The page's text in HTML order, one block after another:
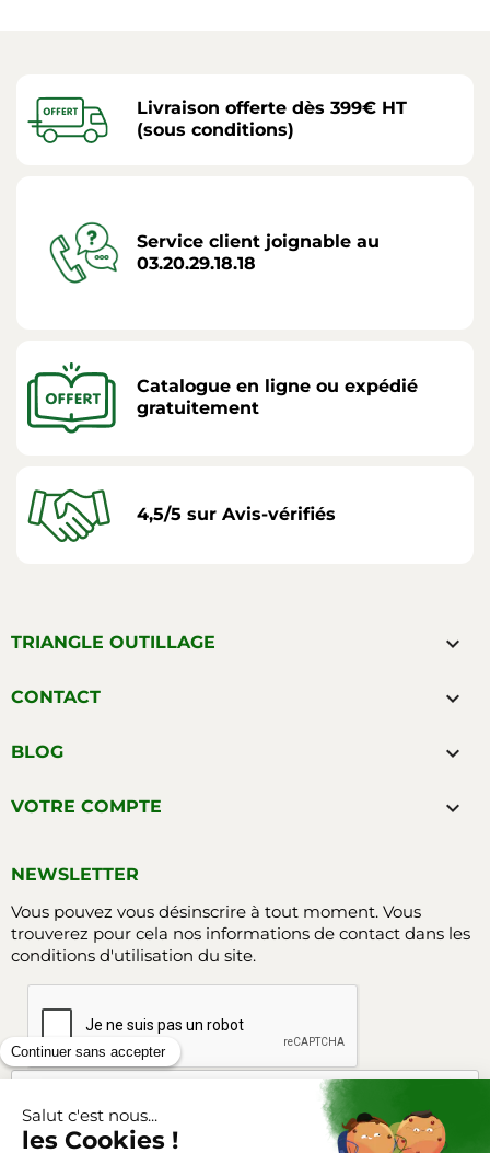
Livraison offerte dès 399€ HT
(sous conditions)
Service client joignable au
03.20.29.18.18
Catalogue en ligne ou expédié
gratuitement
4,5/5 sur Avis-vérifiés
TRIANGLE OUTILLAGE 
CONTACT 
BLOG 
VOTRE COMPTE 
NEWSLETTER
Vous pouvez vous désinscrire à tout moment. Vous
trouverez pour cela nos informations de contact dans les
conditions d'utilisation du site.